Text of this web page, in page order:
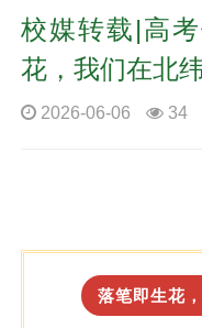
校媒转载|高
花，我们在北
2026-06-06 34
落笔即生花